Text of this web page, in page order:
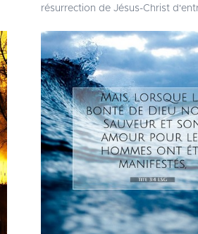
résurrection de Jésus-Christ